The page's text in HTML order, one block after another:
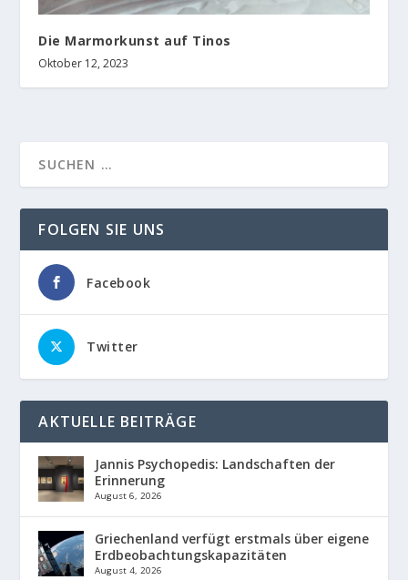
Die Marmorkunst auf Tinos
Oktober 12, 2023
FOLGEN SIE UNS
Facebook
Twitter
AKTUELLE BEITRÄGE
Jannis Psychopedis: Landschaften der
Erinnerung
August 6, 2026
Griechenland verfügt erstmals über eigene
Erdbeobachtungskapazitäten
August 4, 2026